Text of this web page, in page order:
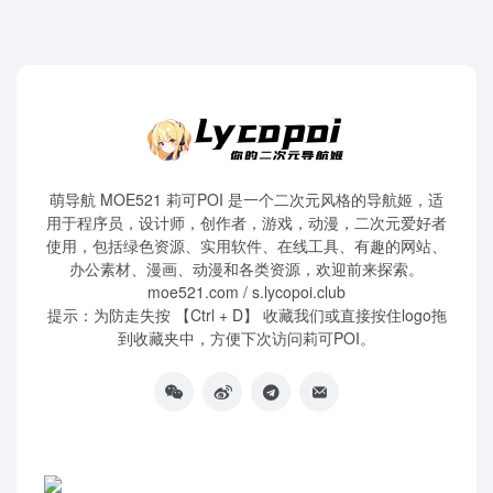
萌导航 MOE521 莉可POI 是一个二次元风格的导航姬，适
用于程序员，设计师，创作者，游戏，动漫，二次元爱好者
使用，包括绿色资源、实用软件、在线工具、有趣的网站、
办公素材、漫画、动漫和各类资源，欢迎前来探索。
moe521.com / s.lycopoi.club
提示：为防走失按 【Ctrl + D】 收藏我们或直接按住logo拖
到收藏夹中，方便下次访问莉可POI。